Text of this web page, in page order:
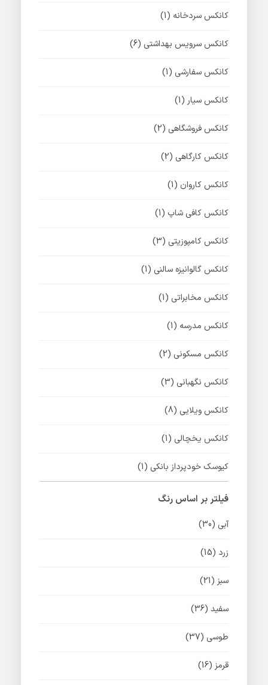
کانکس سردخانه (1)
کانکس سرویس بهداشتی (6)
کانکس سفارشی (1)
کانکس سیار (1)
کانکس فروشگاهی (2)
کانکس کارگاهی (2)
کانکس کاروان (1)
کانکس کافی شاپ (1)
کانکس کامپوزیتی (3)
کانکس گالوانیزه سالنی (1)
کانکس مخابراتی (1)
کانکس مدرسه (1)
کانکس مسکونی (2)
کانکس نگهبانی (3)
کانکس ویلایی (8)
کانکس یخچالی (1)
کیوسک خودپرداز بانکی (1)
فیلتر بر اساس رنگ
آبی (30)
زرد (15)
سبز (21)
سفید (36)
طوسی (37)
قرمز (16)